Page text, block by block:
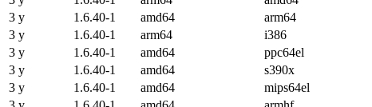
3 y
1.6.40-1 amd64 arm64
3 y
1.6.40-1 arm64 i386
3 y
1.6.40-1 amd64 ppc64el
3 y
1.6.40-1 amd64 s390x
3 y
1.6.40-1 amd64 mips64el